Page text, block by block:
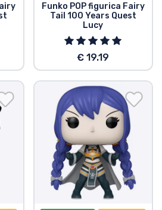
Funko POP figurica Fairy
Tail 100 Years Quest
Lucy
€ 19.19